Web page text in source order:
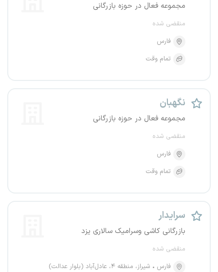
مجموعه فعال در حوزه بازرگانی
منقضی شده
فارس
تمام وقت
نگهبان
مجموعه فعال در حوزه بازرگانی
منقضی شده
فارس
تمام وقت
سرایدار
بازرگانی کاشی وسرامیک سالاری یزد
منقضی شده
فارس
شیراز، منطقه ۴، عادل‌آباد (بلوار عدالت)